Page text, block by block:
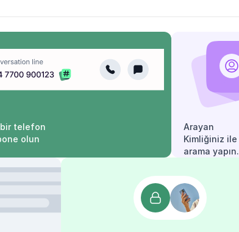
telefon
olun
Arayan
Kimliğiniz ile
arama yapın.